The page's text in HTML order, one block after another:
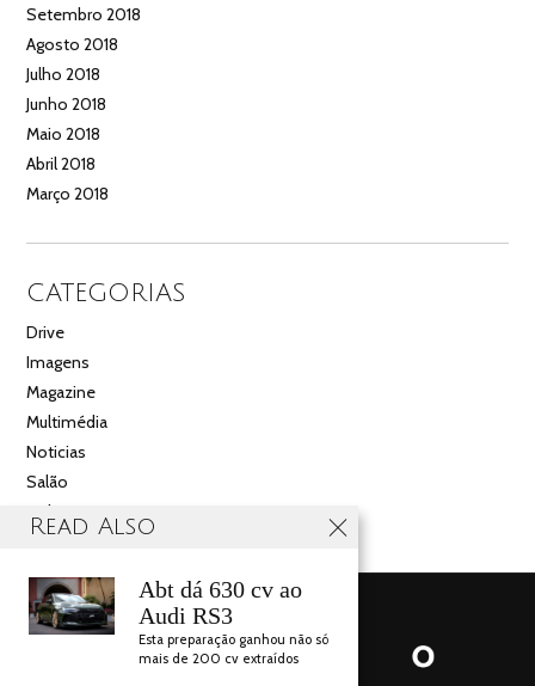
Setembro 2018
Agosto 2018
Julho 2018
Junho 2018
Maio 2018
Abril 2018
Março 2018
CATEGORIAS
Drive
Imagens
Magazine
Multimédia
Noticias
Salão
Videos
Read Also
Abt dá 630 cv ao
Audi RS3
Esta preparação ganhou não só
mais de 200 cv extraídos